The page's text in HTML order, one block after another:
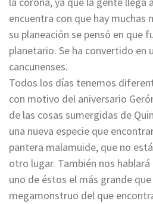
encuentra con que hay muchas
su planeación se pensó en que
planetario. Se ha convertido en
cancunenses.
Todos los días tenemos
con motivo del aniversario
de las cosas sumergidas de
una nueva especie que
pantera malamuide, que no
otro lugar. También nos
uno de éstos el más grande
megamonstruo del que